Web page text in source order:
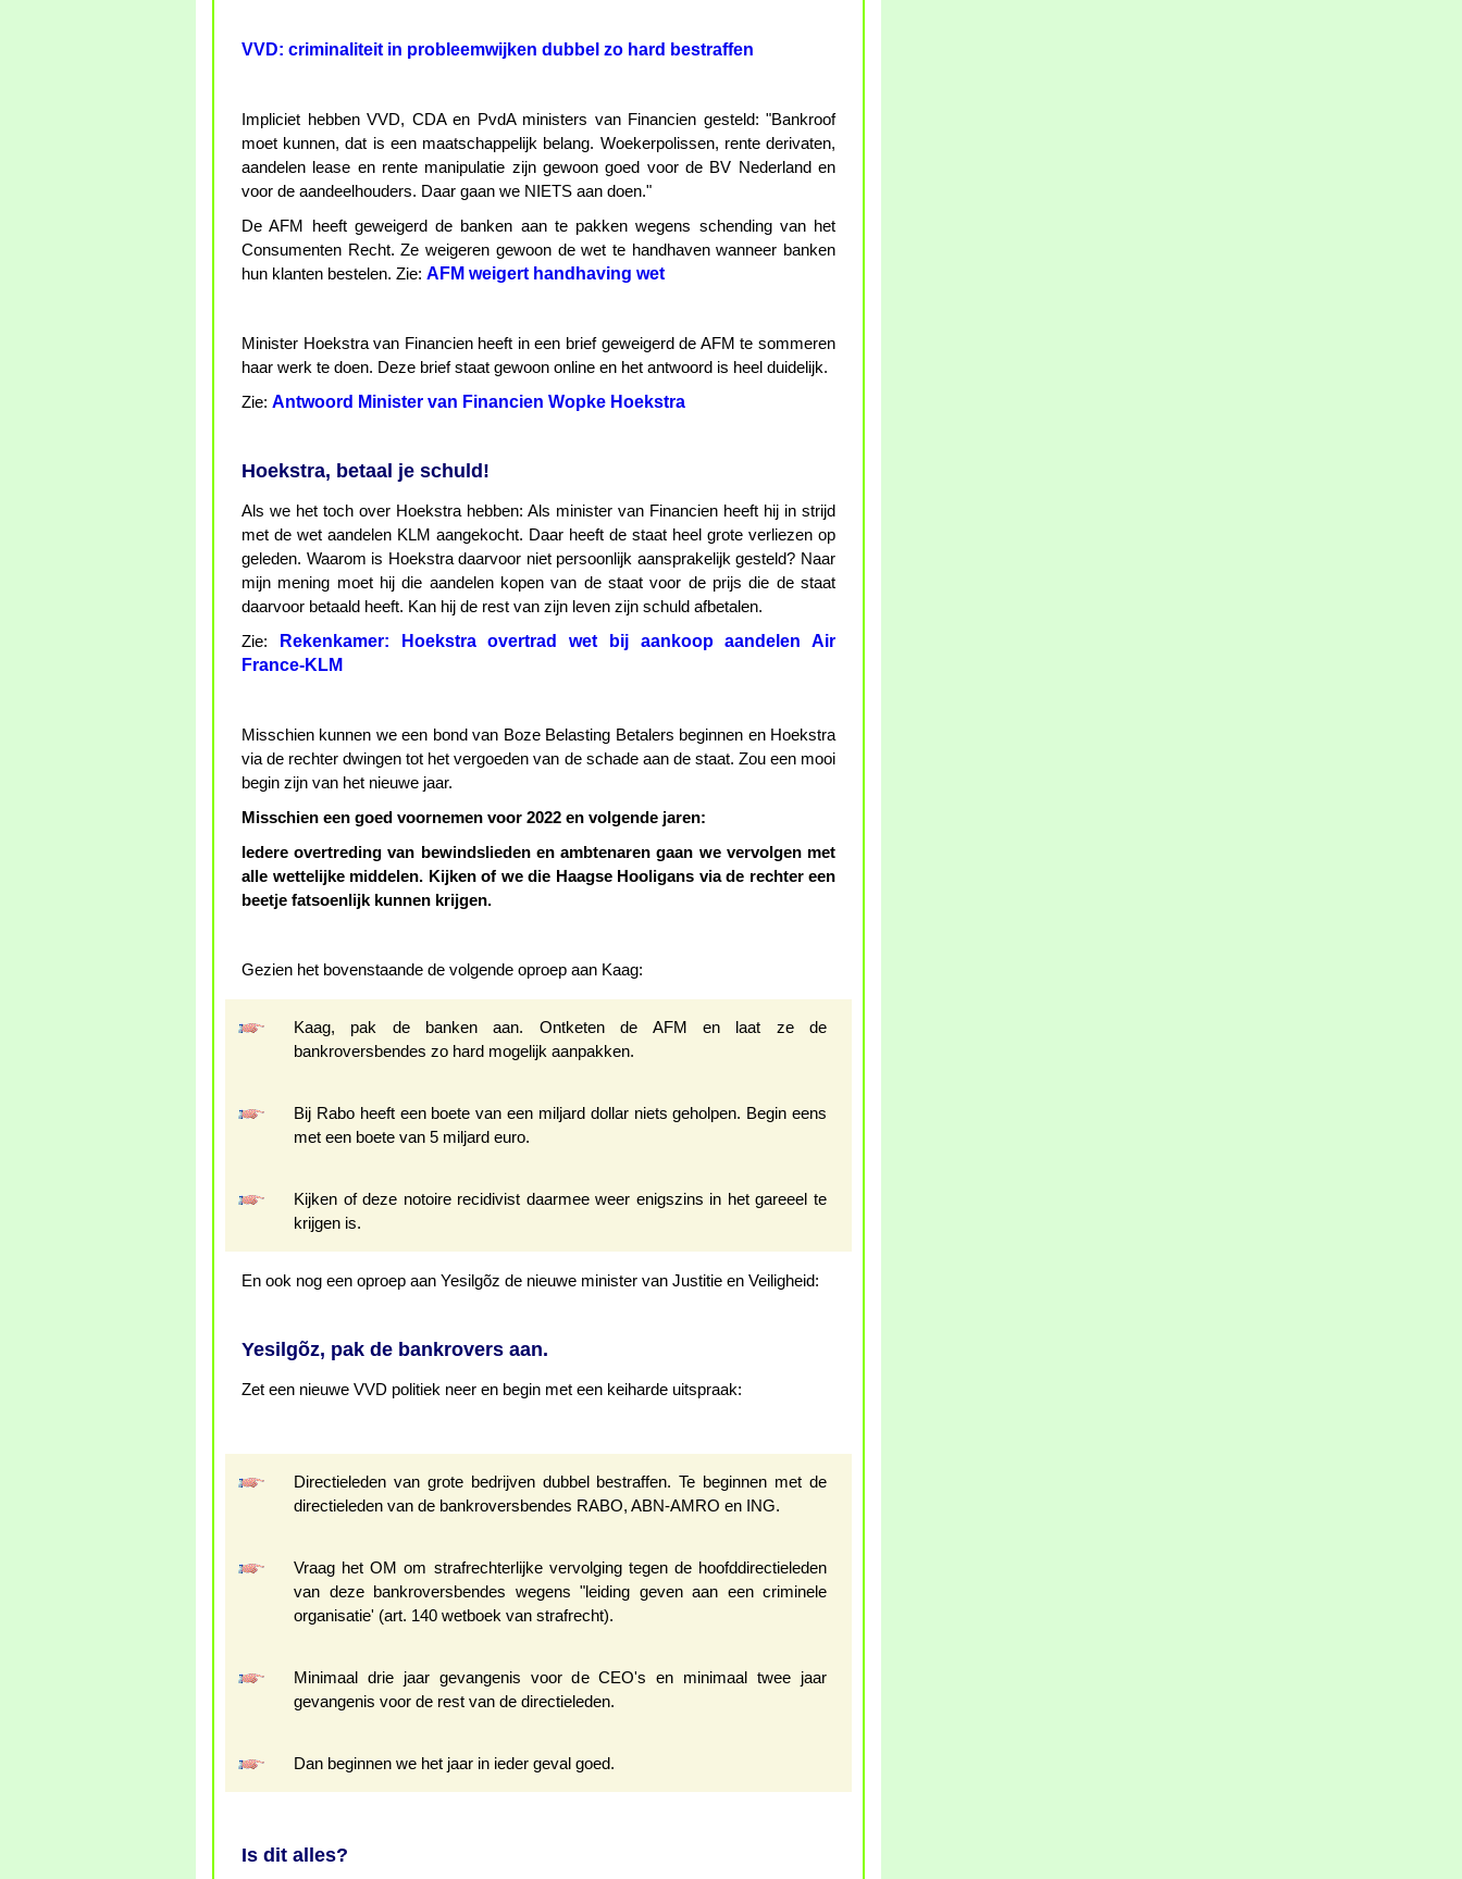
VVD: criminaliteit in probleemwijken dubbel zo hard bestraffen
Impliciet hebben VVD, CDA en PvdA ministers van Financien gesteld: "Bankroof
moet kunnen, dat is een maatschappelijk belang. Woekerpolissen, rente derivaten,
aandelen lease en rente manipulatie zijn gewoon goed voor de BV Nederland en
voor de aandeelhouders. Daar gaan we NIETS aan doen."
De AFM heeft geweigerd de banken aan te pakken wegens schending van het
Consumenten Recht. Ze weigeren gewoon de wet te handhaven wanneer banken
hun klanten bestelen. Zie: AFM weigert handhaving wet
Minister Hoekstra van Financien heeft in een brief geweigerd de AFM te sommeren
haar werk te doen. Deze brief staat gewoon online en het antwoord is heel duidelijk.
Zie: Antwoord Minister van Financien Wopke Hoekstra
Hoekstra, betaal je schuld!
Als we het toch over Hoekstra hebben: Als minister van Financien heeft hij in strijd
met de wet aandelen KLM aangekocht. Daar heeft de staat heel grote verliezen op
geleden. Waarom is Hoekstra daarvoor niet persoonlijk aansprakelijk gesteld? Naar
mijn mening moet hij die aandelen kopen van de staat voor de prijs die de staat
daarvoor betaald heeft. Kan hij de rest van zijn leven zijn schuld afbetalen.
Zie:
Rekenkamer: Hoekstra overtrad wet bij aankoop aandelen Air
France-KLM
Misschien kunnen we een bond van Boze Belasting Betalers beginnen en Hoekstra
via de rechter dwingen tot het vergoeden van de schade aan de staat. Zou een mooi
begin zijn van het nieuwe jaar.
Misschien een goed voornemen voor 2022 en volgende jaren:
Iedere overtreding van bewindslieden en ambtenaren gaan we vervolgen met
alle wettelijke middelen. Kijken of we die Haagse Hooligans via de rechter een
beetje fatsoenlijk kunnen krijgen.
Gezien het bovenstaande de volgende oproep aan Kaag:
Kaag, pak de banken aan. Ontketen de AFM en laat ze de
bankroversbendes zo hard mogelijk aanpakken.
Bij Rabo heeft een boete van een miljard dollar niets geholpen. Begin eens
met een boete van 5 miljard euro.
Kijken of deze notoire recidivist daarmee weer enigszins in het gareeel te
krijgen is.
En ook nog een oproep aan Yesilgõz de nieuwe minister van Justitie en Veiligheid:
Yesilgõz, pak de bankrovers aan.
Zet een nieuwe VVD politiek neer en begin met een keiharde uitspraak:
Directieleden van grote bedrijven dubbel bestraffen. Te beginnen met de
directieleden van de bankroversbendes RABO, ABN-AMRO en ING.
Vraag het OM om strafrechterlijke vervolging tegen de hoofddirectieleden
van deze bankroversbendes wegens "leiding geven aan een criminele
organisatie' (art. 140 wetboek van strafrecht).
Minimaal drie jaar gevangenis voor de CEO's en minimaal twee jaar
gevangenis voor de rest van de directieleden.
Dan beginnen we het jaar in ieder geval goed.
Is dit alles?